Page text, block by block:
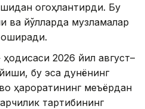
огоҳлантирди. Бу
ва йўлларда музламалар
2026 йил август–
бу эса дунёнинг
ҳароратининг меъёрдан
тартибининг